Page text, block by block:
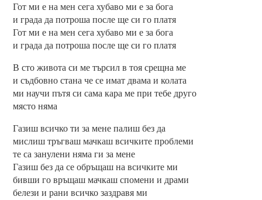
Гот ми е на мен сега хубаво ми е за бога
и града да потроша после ще си го платя
Гот ми е на мен сега хубаво ми е за бога
и града да потроша после ще си го платя
В сто живота си ме търсил в тоя срещна ме
и съдбовно стана че се имат двама и колата
ми научи пътя си сама кара ме при тебе друго
място няма
Газиш всичко ти за мене палиш без да
мислиш тръгваш мачкаш всичките проблеми
те са занулени няма ги за мене
Газиш без да се обръщаш на всичките ми
бивши го връщаш мачкаш спомени и драми
белези и рани всичко заздравя ми